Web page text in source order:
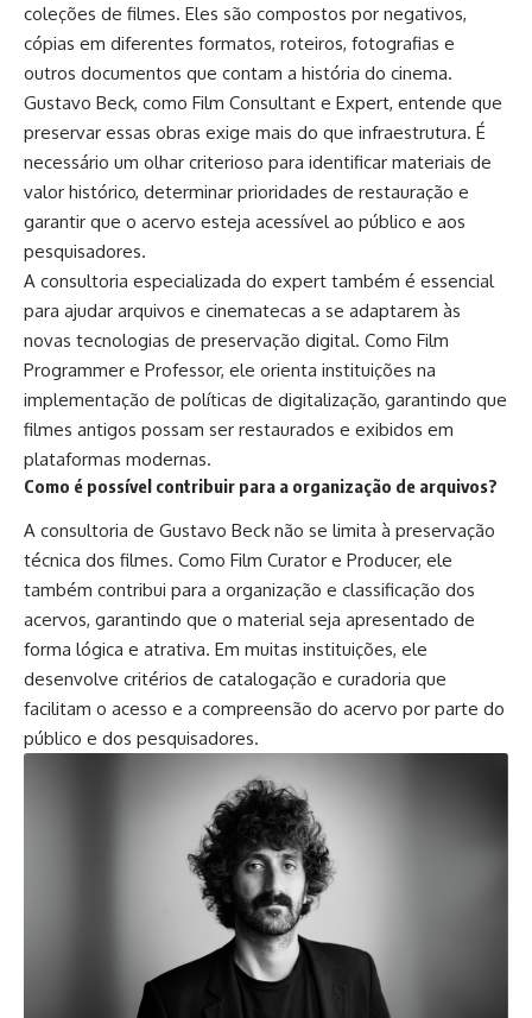
coleções de filmes. Eles são compostos por negativos,
cópias em diferentes formatos, roteiros, fotografias e
outros documentos que contam a história do cinema.
Gustavo Beck, como Film Consultant e Expert, entende que
preservar essas obras exige mais do que infraestrutura. É
necessário um olhar criterioso para identificar materiais de
valor histórico, determinar prioridades de restauração e
garantir que o acervo esteja acessível ao público e aos
pesquisadores.
A consultoria especializada do expert também é essencial
para ajudar arquivos e cinematecas a se adaptarem às
novas tecnologias de preservação digital. Como Film
Programmer e Professor, ele orienta instituições na
implementação de políticas de digitalização, garantindo que
filmes antigos possam ser restaurados e exibidos em
plataformas modernas.
Como é possível contribuir para a organização de arquivos?
A consultoria de Gustavo Beck não se limita à preservação
técnica dos filmes. Como Film Curator e Producer, ele
também contribui para a organização e classificação dos
acervos, garantindo que o material seja apresentado de
forma lógica e atrativa. Em muitas instituições, ele
desenvolve critérios de catalogação e curadoria que
facilitam o acesso e a compreensão do acervo por parte do
público e dos pesquisadores.